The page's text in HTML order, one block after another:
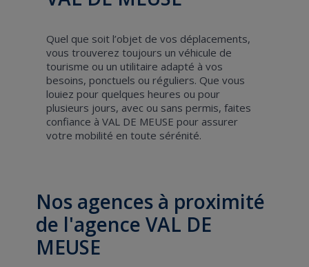
Quel que soit l’objet de vos déplacements,
vous trouverez toujours un véhicule de
tourisme ou un utilitaire adapté à vos
besoins, ponctuels ou réguliers. Que vous
louiez pour quelques heures ou pour
plusieurs jours, avec ou sans permis, faites
confiance à VAL DE MEUSE pour assurer
votre mobilité en toute sérénité.
Nos agences à proximité
de l'agence VAL DE
MEUSE